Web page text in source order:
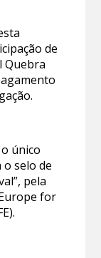
de
Quebra
único
selo de
pela
for